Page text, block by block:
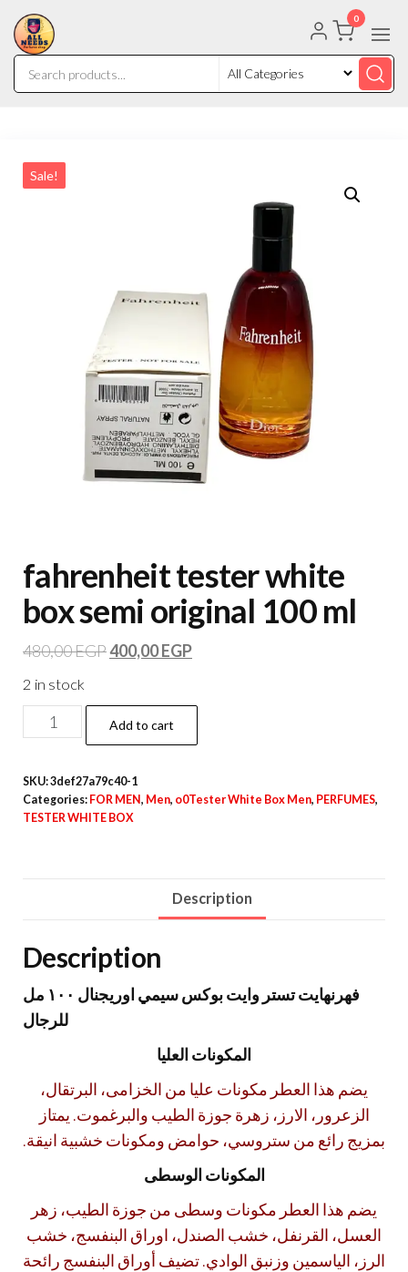
0
Sale!
fahrenheit tester white
box semi original 100 ml
480,00EGP400,00EGP
2 in stock
Add to cart
SKU:3def27a79c40-1
Categories: FOR MEN, Men, o0Tester White Box Men, PERFUMES,
TESTER WHITE BOX
Description
Description
فهرنهايت تستر وايت بوكس سيمي اوريجنال ١٠٠ مل
للرجال
المكونات العليا
يضم هذا العطر مكونات عليا من الخزامى، البرتقال،
الزعرور، الارز، زهرة جوزة الطيب والبرغموت. يمتاز
بمزيج رائع من ستروسي، حوامض ومكونات خشبية انيقة.
المكونات الوسطى
يضم هذا العطر مكونات وسطى من جوزة الطيب، زهر
العسل، القرنفل، خشب الصندل، اوراق البنفسج، خشب
الرز، الياسمين وزنبق الوادي. تضيف أوراق البنفسج رائحة